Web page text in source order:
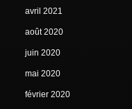
avril 2021
août 2020
juin 2020
mai 2020
février 2020